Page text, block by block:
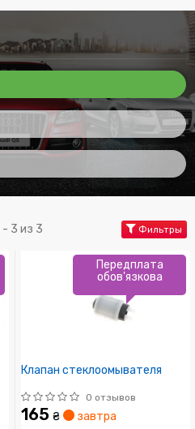
- 3 из 3 Фильтры
Клапан стеклоомывателя
0 отзывов
165 ₴ завтра
Передплата
обов'язкова